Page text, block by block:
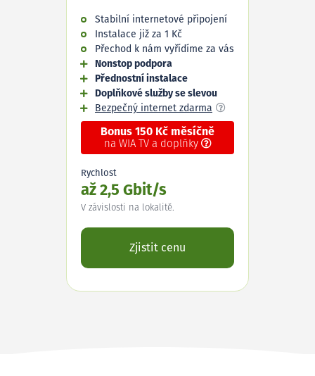
Stabilní internetové připojení
Instalace již za 1 Kč
Přechod k nám vyřídíme za vás
Nonstop podpora
Přednostní instalace
Doplňkové služby se slevou
Bezpečný internet zdarma
Bonus 150 Kč měsíčně
na WIA TV a doplňky
Rychlost
až 2,5 Gbit/s
V závislosti na lokalitě.
Zjistit cenu